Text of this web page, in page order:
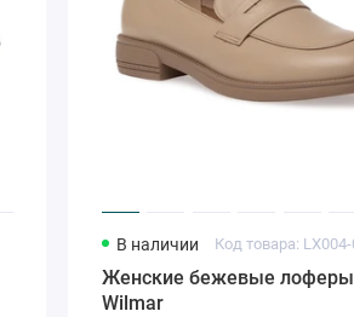
В наличии
Женские бежевые лоферы
Wilmar